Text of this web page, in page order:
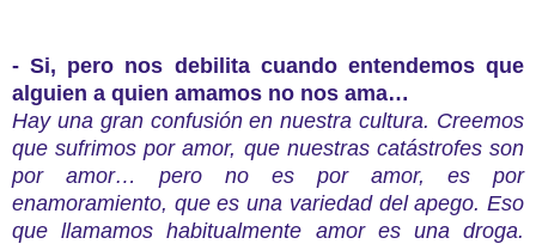
- Si, pero nos debilita cuando entendemos que
alguien a quien amamos no nos ama…
Hay una gran confusión en nuestra cultura. Creemos
que sufrimos por amor, que nuestras catástrofes son
por amor… pero no es por amor, es por
enamoramiento, que es una variedad del apego. Eso
que llamamos habitualmente amor es una droga.